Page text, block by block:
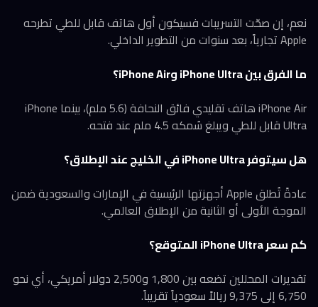
نعم، إن صحّت التسريبات فسيكون أول هاتف قابل للطي تطرحه
Apple تجارياً، بعد سنوات من التطوير الداخلي.
ما الفرق بين iPhone Ultra وiPhone Air؟
iPhone Air هاتف تقليدي فائق النحافة (5.6 ملم)، بينما iPhone
Ultra قابل للطي ويبلغ سُمكه 4.5 ملم عند فتحه.
هل سيتوفر iPhone Ultra في الخليج عند الإطلاق؟
عادةً تُطلق Apple أجهزتها الرئيسية في الإمارات والسعودية ضمن
الموجة الأولى أو الثانية من الإطلاق العالمي.
كم سعر iPhone Ultra المتوقع؟
تقديرات المحللين تضعه بين 1,800 و2,500 دولار أمريكي، أي نحو
6,750 إلى 9,375 ريالاً سعودياً تقريباً.